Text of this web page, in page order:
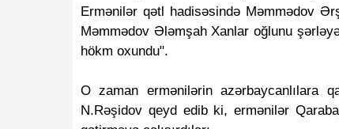
Ermənilər qətl hadisəsində Məmmədov
Məmmədov Ələmşah Xanlar oğlunu
hökm oxundu".
O zaman ermənilərin azərbaycanlılara
N.Rəşidov qeyd edib ki, ermənilər